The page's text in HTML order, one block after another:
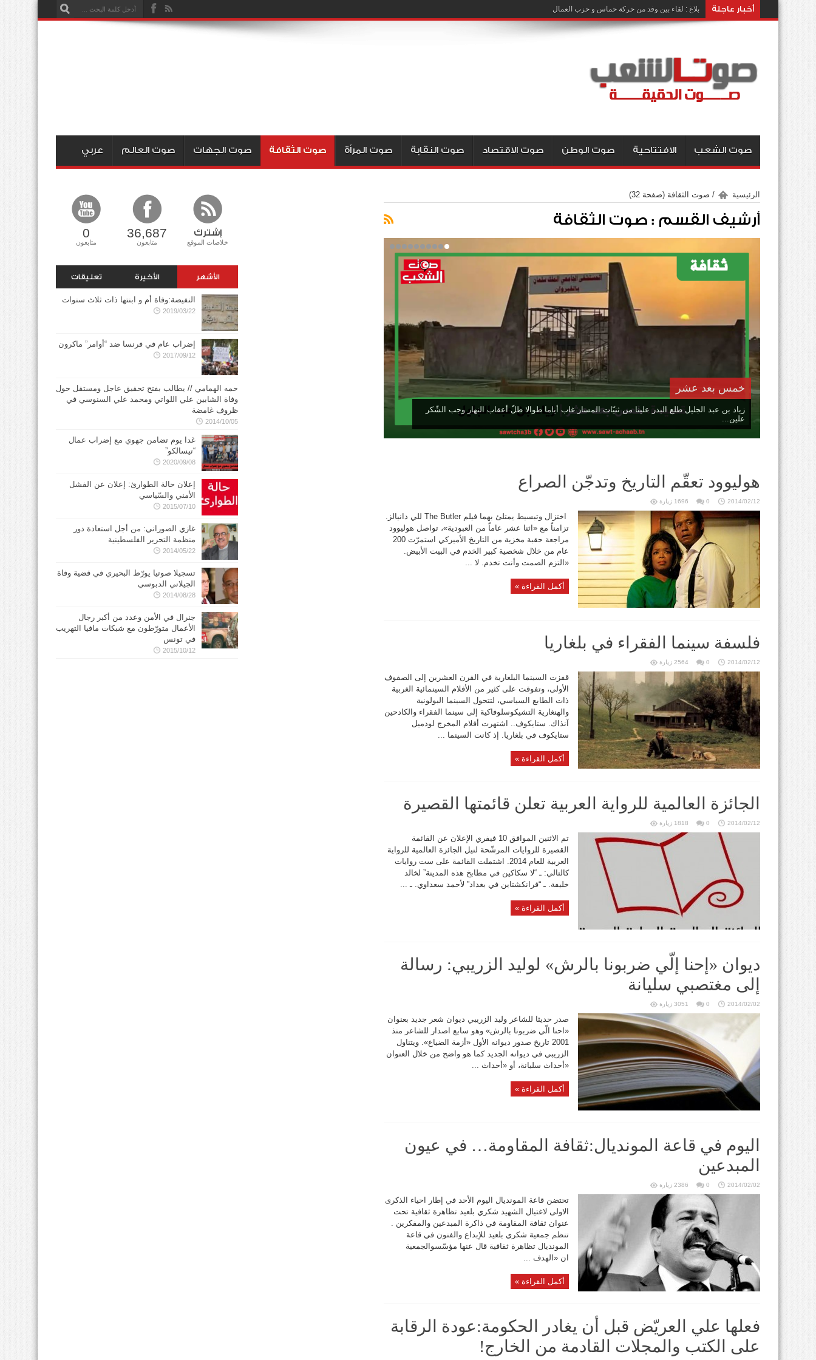
أخبار عاجلة بلاغ : لقاء بين وفد من حركة حماس و حزب العمال
صوت الشعب الافتتاحية صوت الوطن صوت الاقتصاد صوت النقابة صوت المرأة صوت الثقافة صوت الجهات صوت العالم عربي
الرئيسية / صوت الثقافة (صفحة 32)
أرشيف القسم : صوت الثقافة
خمس بعد عشر
زياد بن عبد الجليل طلع البدر علينا من ثنيّات المسار غاب أياما طوالا طلّ أعقاب النهار وجب الشّكر
علين...
هوليوود تعقّم التاريخ وتدجّن الصراع
2014/02/12
0 1696 زيارة
اختزال وتبسيط يمتلئ بهما فيلم The Butler للي دانيالز.
تزامناً مع «اثنا عشر عاماً من العبودية»، تواصل هوليوود
مراجعة حقبة مخزية من التاريخ الأميركي استمرّت 200
عام من خلال شخصية كبير الخدم في البيت الأبيض.
«التزم الصمت وأنت تخدم. لا ...
أكمل القراءة »
فلسفة سينما الفقراء في بلغاريا
2014/02/12
0 2564 زيارة
قفزت السينما البلغارية في القرن العشرين إلى الصفوف
الأولى، وتفوقت على كثير من الأفلام السينمائية الغربية
ذات الطابع السياسي، لتتحول السينما البولونية
والهنغارية التشيكوسلوفاكية إلى سينما الفقراء والكادحين
آنذاك. ستايكوف.. اشتهرت أفلام المخرج لودميل
ستايكوف في بلغاريا. إذ كانت السينما ...
أكمل القراءة »
الجائزة العالمية للرواية العربية تعلن قائمتها القصيرة
2014/02/12
0 1818 زيارة
تم الاثنين الموافق 10 فيفري الإعلان عن القائمة
القصيرة للروايات المرشّحة لنيل الجائزة العالمية للرواية
العربية للعام 2014. اشتملت القائمة على ست روايات
كالتالي: ـ “لا سكاكين في مطابخ هذه المدينة” لخالد
خليفة. ـ “فرانكشتاين في بغداد” لأحمد سعداوي. ـ ...
أكمل القراءة »
ديوان «إحنا إلّي ضربونا بالرش» لوليد الزريبي: رسالة
إلى مغتصبي سليانة
2014/02/02
0 3051 زيارة
صدر حديثا للشاعر وليد الزريبي ديوان شعر جديد بعنوان
«احنا الّي ضربونا بالرش» وهو سابع اصدار للشاعر منذ
2001 تاريخ صدور ديوانه الأول «أزمة الضياع». ويتناول
الزريبي في ديوانه الجديد كما هو واضح من خلال العنوان
«أحداث سليانة، أو «أحداث ...
أكمل القراءة »
اليوم في قاعة المونديال:ثقافة المقاومة… في عيون
المبدعين
2014/02/02
0 2386 زيارة
تحتضن قاعة المونديال اليوم الأحد في إطار احياء الذكرى
الاولى لاغتيال الشهيد شكري بلعيد تظاهرة ثقافية تحت
عنوان ثقافة المقاومة في ذاكرة المبدعين والمفكرين .
تنظم جمعية شكري بلعيد للإبداع والفنون في قاعة
المونديال تظاهرة ثقافية قال عنها مؤسّسوالجمعية
ان «الهدف ...
أكمل القراءة »
فعلها علي العريّض قبل أن يغادر الحكومة:عودة الرقابة
على الكتب والمجلات القادمة من الخارج!
إشترك
خلاصات الموقع
36,687
متابعون
0
متابعون
الأشهر الأخيرة تعليقات
النفيضة:وفاة أم و ابنتها ذات ثلاث سنوات
2019/03/22
إضراب عام في فرنسا ضد “أوامر” ماكرون
2017/09/12
حمه الهمامي // يطالب بفتح تحقيق عاجل ومستقل حول
وفاة الشابين علي اللواتي ومحمد علي السنوسي في
ظروف غامضة
2014/10/05
غدا يوم تضامن جهوي مع إضراب عمال
“تيسالكو”
2020/09/08
إعلان حالة الطوارئ: إعلان عن الفشل
الأمني والسّياسي
2015/07/10
غازي الصوراني: من أجل استعادة دور
منظمة التحرير الفلسطينية
2014/05/22
تسجيلا صوتيا يورّط البحيري في قضية وفاة
الجيلاني الدبوسي
2014/08/28
جنرال في الأمن وعدد من أكبر رجال
الأعمال متورّطون مع شبكات مافيا التهريب
في تونس
2015/10/12